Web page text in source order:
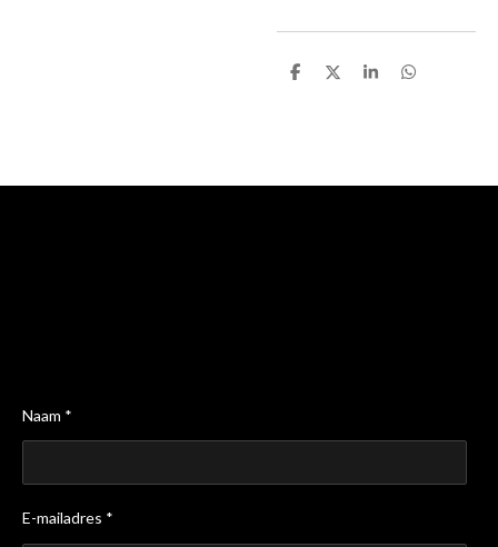
D
D
S
D
Naam *
E-mailadres *